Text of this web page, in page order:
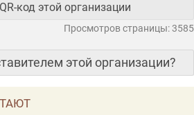
код этой организации
Просмотров страницы: 3585
этой организации?